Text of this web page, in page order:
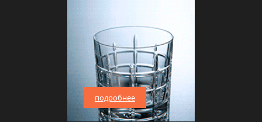
подробнее